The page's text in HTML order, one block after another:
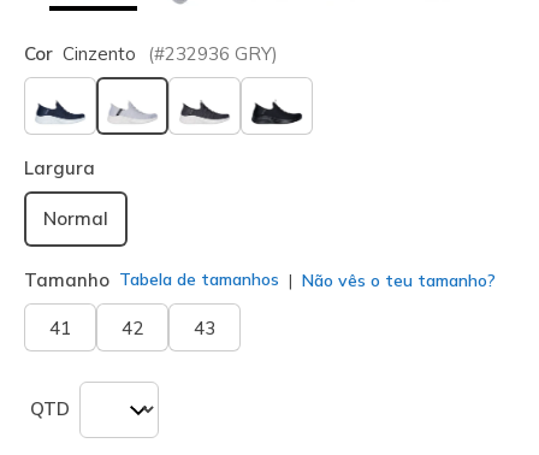
Cor Cinzento (#232936 GRY)
selecionado
Largura
Normal
Tamanho Tabela de tamanhos Não vês o teu tamanho?
41 42 43
QTD